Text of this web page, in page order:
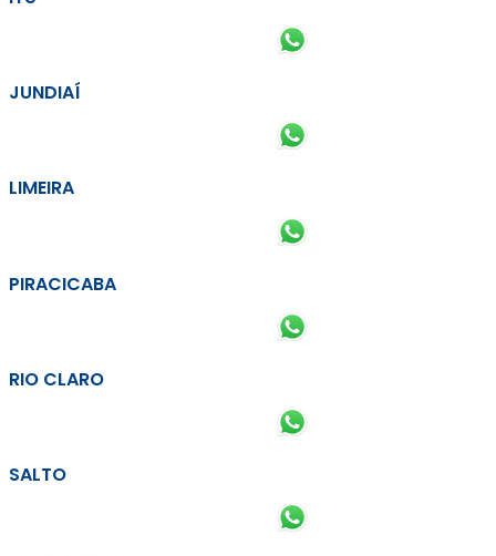
JUNDIAÍ
LIMEIRA
PIRACICABA
RIO CLARO
SALTO